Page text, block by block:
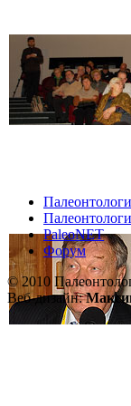
PaleoNET
Форум
© 2010
Веб-дизайн: